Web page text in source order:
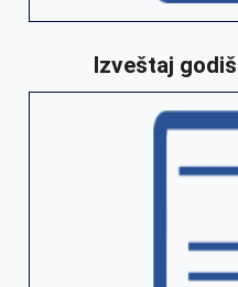
Izveštaj